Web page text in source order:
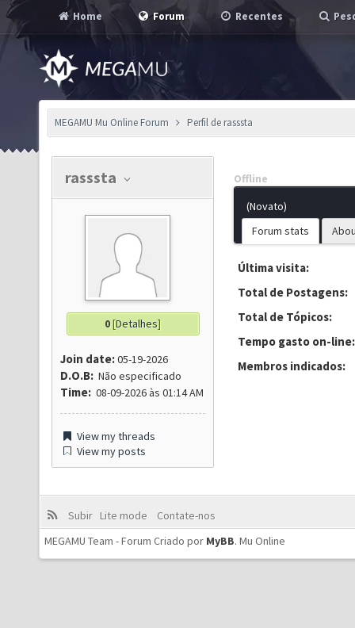
Home Forum Recentes
MEGAMU Mu Online Forum Perfil de rasssta
rasssta
0[Detalhes]
Join date:05-19-2026
D.O.B: Não especificado
Time: 08-09-2026 às 01:14 AM
View my threads
View my posts
Offline
(Novato)
Forum stats
Última visita:
Total de Postagens:
Total de Tópicos:
Tempo gasto on-line:
Membros indicados:
Subir Lite mode
Contate-nos
MEGAMU Team - Forum Criado por MyBB. Mu Online